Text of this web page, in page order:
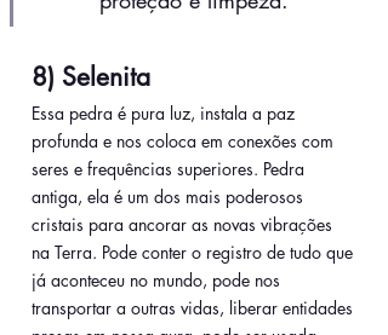
8) Selenita
Essa pedra é pura luz, instala a paz
profunda e nos coloca em conexões com
seres e frequências superiores. Pedra
antiga, ela é um dos mais poderosos
cristais para ancorar as novas vibrações
na Terra. Pode conter o registro de tudo que
já aconteceu no mundo, pode nos
transportar a outras vidas, liberar entidades